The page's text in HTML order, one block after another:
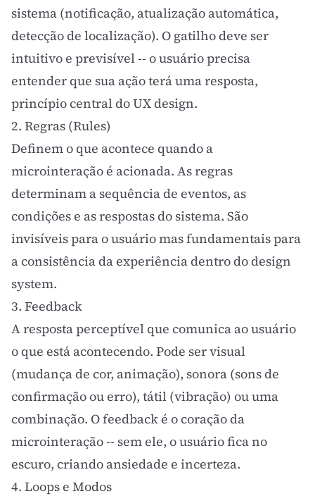
sistema (notificação, atualização automática,
detecção de localização). O gatilho deve ser
intuitivo e previsível -- o usuário precisa
entender que sua ação terá uma resposta,
princípio central doUX design.
2. Regras (Rules)
Definem o que acontece quando a
microinteração é acionada. As regras
determinam a sequência de eventos, as
condições e as respostas do sistema. São
invisíveis para o usuário mas fundamentais para
a consistência da experiência dentro dodesign
system.
3. Feedback
A resposta perceptível que comunica ao usuário
o que está acontecendo. Pode ser visual
(mudança de cor, animação), sonora (sons de
confirmação ou erro), tátil (vibração) ou uma
combinação. O feedback é o coração da
microinteração -- sem ele, o usuário fica no
escuro, criando ansiedade e incerteza.
4. Loops e Modos